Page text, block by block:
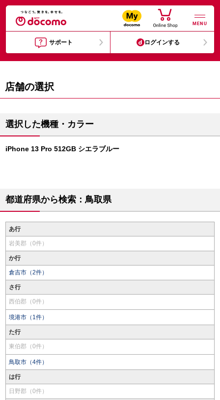
MENU
サポート ログインする
店舗の選択
選択した機種・カラー
iPhone 13 Pro 512GB シエラブルー
都道府県から検索：鳥取県
あ行
岩美郡（0件）
か行
倉吉市（2件）
さ行
西伯郡（0件）
境港市（1件）
た行
東伯郡（0件）
鳥取市（4件）
は行
日野郡（0件）